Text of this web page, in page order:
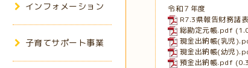
令和７年度
R7.3県報告財務諸
総勘定元帳.pdf
現金出納帳(乳児
現金出納帳(幼児
預金出納帳.pdf
インフォメーション
子育てサポート事業